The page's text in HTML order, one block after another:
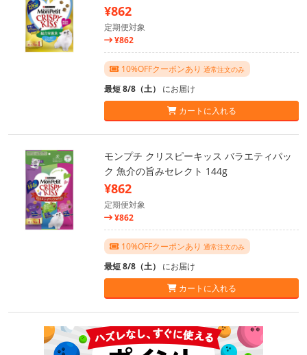
¥862
定期便対象
¥862
10%OFFクーポンあり 通常注文のみ
最短 8/8（土） にお届け
カートに入れる
モンプチ クリスピーキッス バラエティパッ
ク 魚介の旨みセレクト 144g
¥862
定期便対象
¥862
10%OFFクーポンあり 通常注文のみ
最短 8/8（土） にお届け
カートに入れる